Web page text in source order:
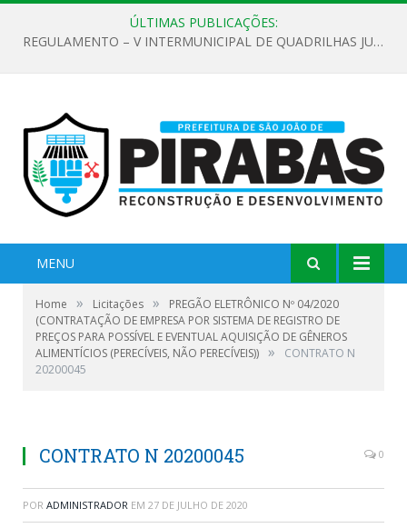
ÚLTIMAS PUBLICAÇÕES:
REGULAMENTO – V INTERMUNICIPAL DE QUADRILHAS JUNINAS 2026
MENU
Home » Licitações »
PREGÃO ELETRÔNICO Nº 04/2020
(CONTRATAÇÃO DE EMPRESA POR SISTEMA DE REGISTRO DE
PREÇOS PARA POSSÍVEL E EVENTUAL AQUISIÇÃO DE GÊNEROS
ALIMENTÍCIOS (PERECÍVEIS, NÃO PERECÍVEIS)) »
CONTRATO N
20200045
CONTRATO N 20200045 0
POR ADMINISTRADOR EM 27 DE JULHO DE 2020